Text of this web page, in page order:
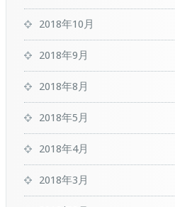
2018年10月
2018年9月
2018年8月
2018年5月
2018年4月
2018年3月